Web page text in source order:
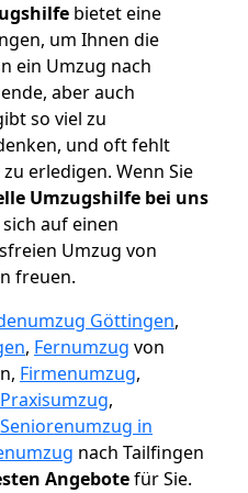
bietet eine
um Ihnen die
ein Umzug nach
aber auch
so viel zu
und oft fehlt
erledigen. Wenn Sie
Umzugshilfe bei uns
auf einen
Umzug von
freuen.
Göttingen,
, Fernumzug von
Firmenumzug,
Praxisumzug,
Seniorenumzug in
nach Tailfingen
Angebotefür Sie.